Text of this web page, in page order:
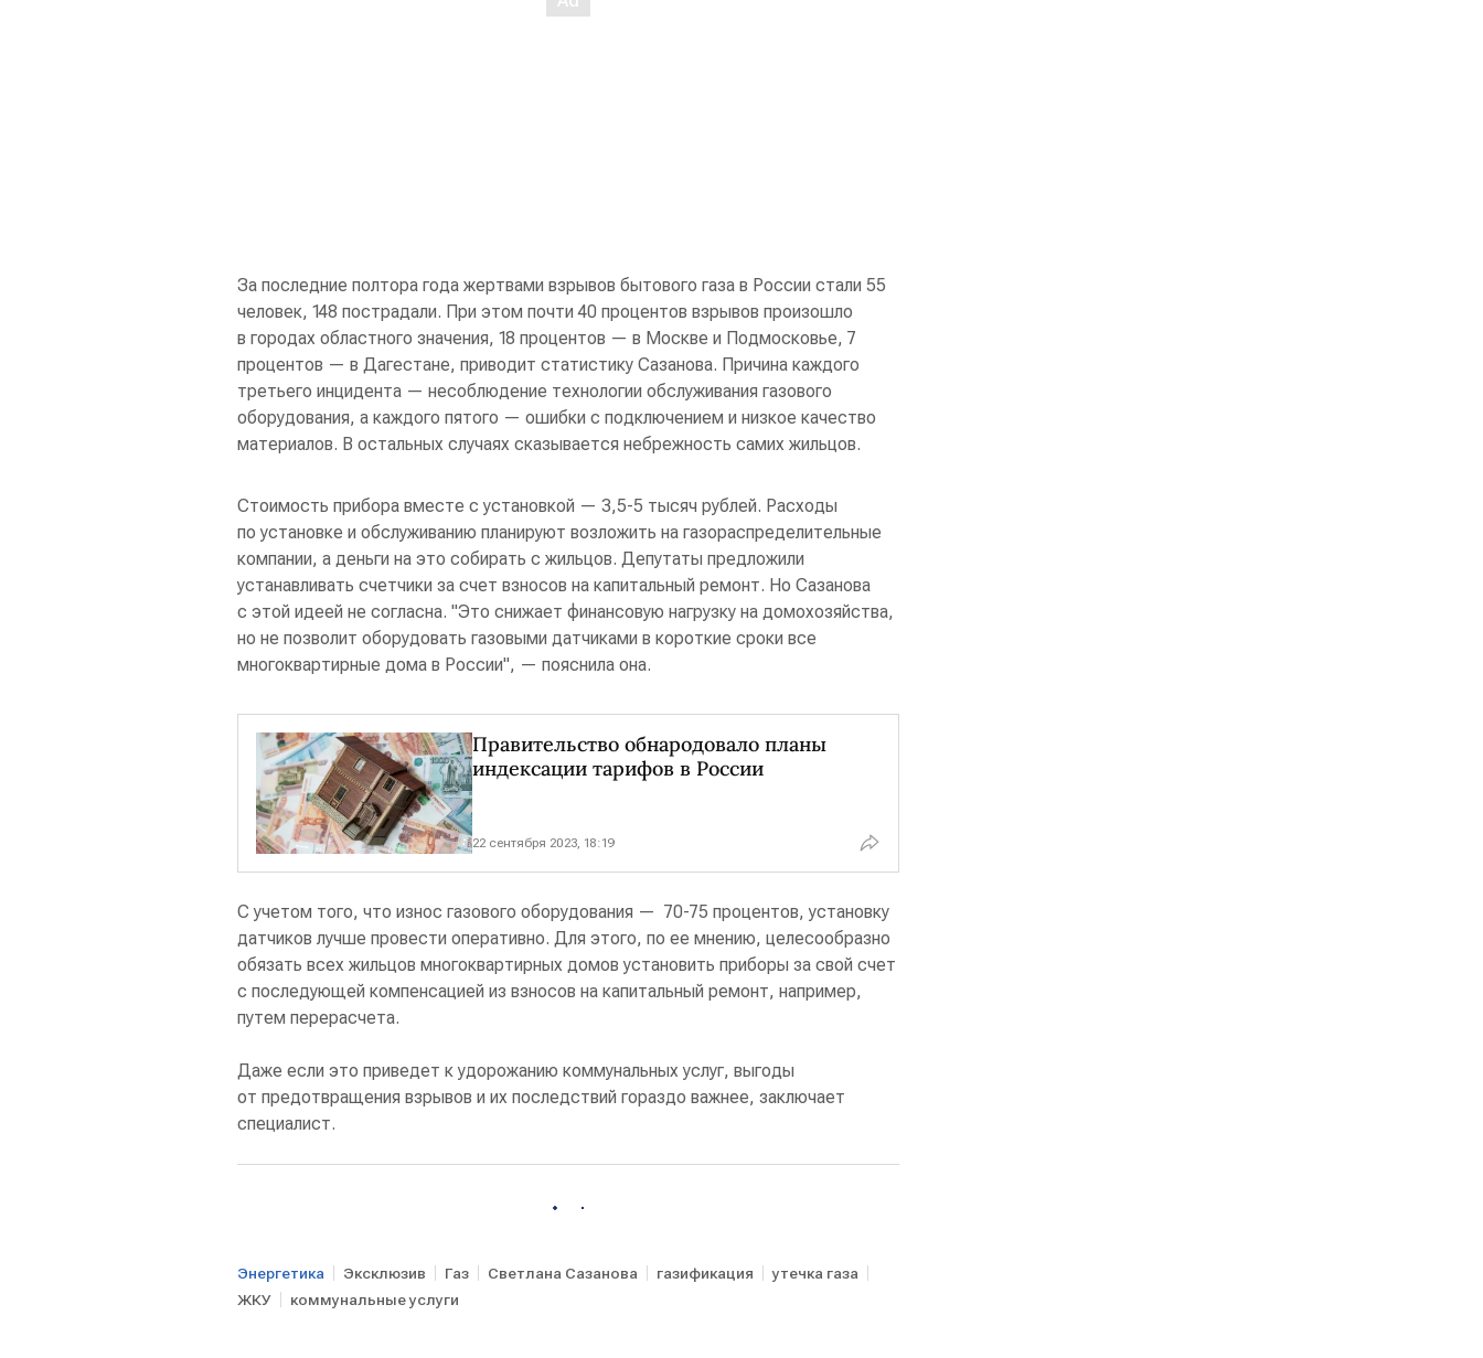
За последние полтора года жертвами взрывов бытового газа в России стали 55
человек, 148 пострадали. При этом почти 40 процентов взрывов произошло
в городах областного значения, 18 процентов — в Москве и Подмосковье, 7
процентов — в Дагестане, приводит статистику Сазанова. Причина каждого
третьего инцидента — несоблюдение технологии обслуживания газового
оборудования, а каждого пятого — ошибки с подключением и низкое качество
материалов. В остальных случаях сказывается небрежность самих жильцов.
Стоимость прибора вместе с установкой — 3,5-5 тысяч рублей. Расходы
по установке и обслуживанию планируют возложить на газораспределительные
компании, а деньги на это собирать с жильцов. Депутаты предложили
устанавливать счетчики за счет взносов на капитальный ремонт. Но Сазанова
с этой идеей не согласна. "Это снижает финансовую нагрузку на домохозяйства,
но не позволит оборудовать газовыми датчиками в короткие сроки все
многоквартирные дома в России", — пояснила она.
Правительство обнародовало планы
индексации тарифов в России
22 сентября 2023, 18:19
С учетом того, что износ газового оборудования — 70-75 процентов, установку
датчиков лучше провести оперативно. Для этого, по ее мнению, целесообразно
обязать всех жильцов многоквартирных домов установить приборы за свой счет
с последующей компенсацией из взносов на капитальный ремонт, например,
путем перерасчета.
Даже если это приведет к удорожанию коммунальных услуг, выгоды
от предотвращения взрывов и их последствий гораздо важнее, заключает
специалист.
Энергетика Эксклюзив Газ Светлана Сазанова газификация
утечка газа
ЖКУ
коммунальные услуги